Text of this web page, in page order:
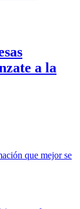
a la
que mejor se